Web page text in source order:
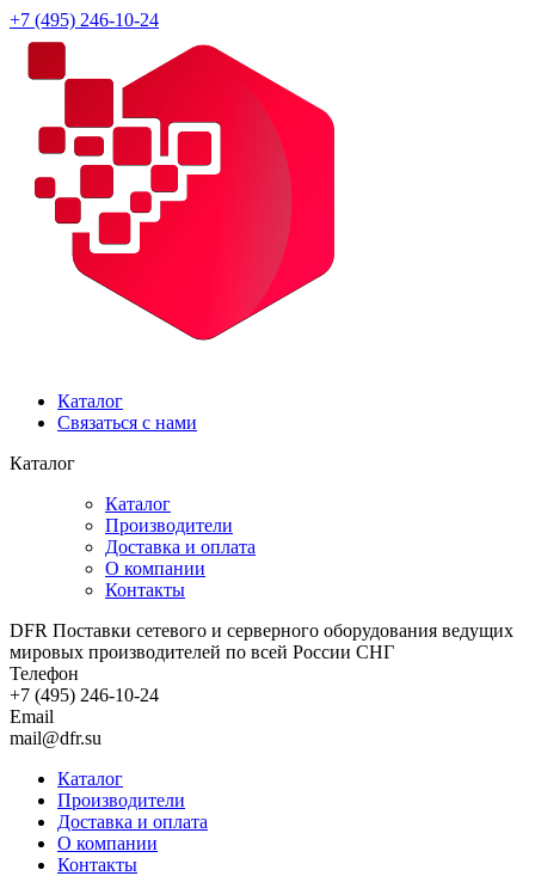
+7 (495) 246-10-24
Каталог
Связаться с нами
Каталог
Каталог
Производители
Доставка и оплата
О компании
Контакты
DFR Поставки сетевого и серверного оборудования ведущих
мировых производителей по всей России СНГ
Телефон
+7 (495) 246-10-24
Email
mail@dfr.su
Каталог
Производители
Доставка и оплата
О компании
Контакты